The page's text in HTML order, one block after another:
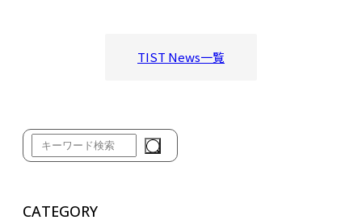
TIST News一覧
CATEGORY